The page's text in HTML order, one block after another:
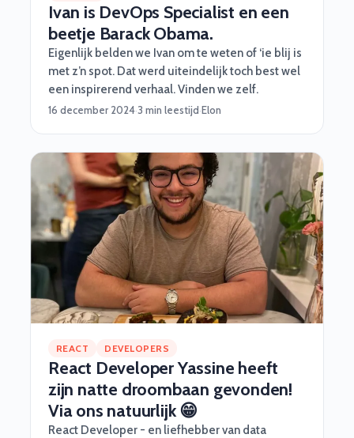
Ivan is DevOps Specialist en een
beetje Barack Obama.
Eigenlijk belden we Ivan om te weten of ‘ie blij is
met z’n spot. Dat werd uiteindelijk toch best wel
een inspirerend verhaal. Vinden we zelf.
16 december 2024·3 min leestijd·Elon
REACT DEVELOPERS
React Developer Yassine heeft
zijn natte droombaan gevonden!
Via ons natuurlijk 😁
React Developer - en liefhebber van data